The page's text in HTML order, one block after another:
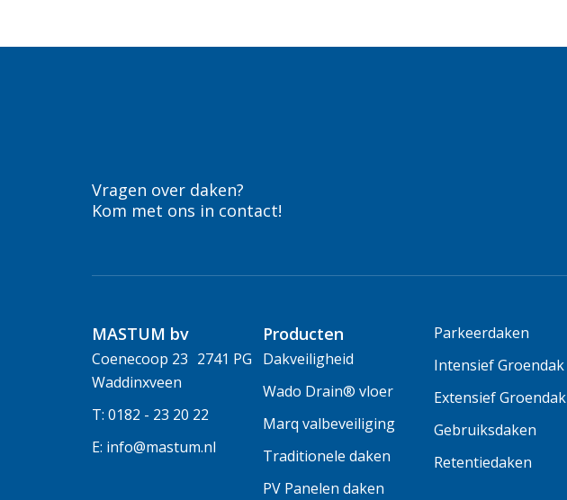
Vragen over daken?
Kom met ons in contact!
MASTUM bv
Coenecoop 23 2741 PG
Waddinxveen
T: 0182 - 23 20 22
E: info@mastum.nl
Producten
Dakveiligheid
Wado Drain® vloer
Marq valbeveiliging
Traditionele daken
PV Panelen daken
Parkeerdaken
Intensief Groendak
Extensief Groendak
Gebruiksdaken
Retentiedaken